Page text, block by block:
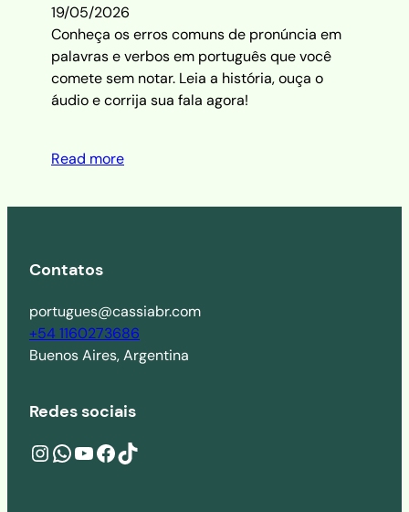
19/05/2026
Conheça os erros comuns de pronúncia em
palavras e verbos em português que você
comete sem notar. Leia a história, ouça o
áudio e corrija sua fala agora!
Read more
Contatos
portugues@cassiabr.com
+54 1160273686
Buenos Aires, Argentina
Redes sociais
Instagramwa.me/541160273686 YouTube Facebook TikTok